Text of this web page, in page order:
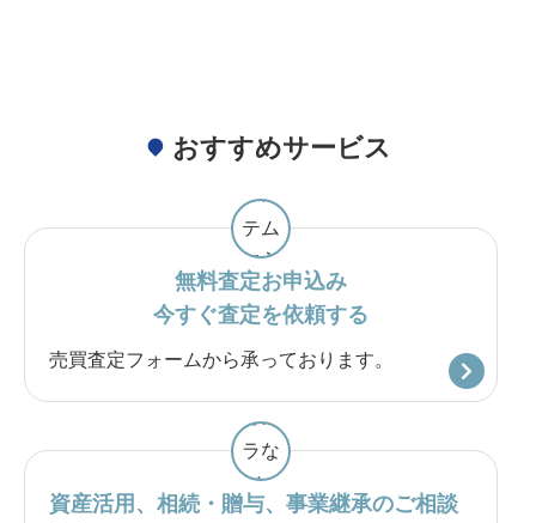
おすすめサービス
無料査定お申込み
今すぐ査定を依頼する
売買査定フォームから承っております。
資産活用、相続・贈与、事業継承のご相談